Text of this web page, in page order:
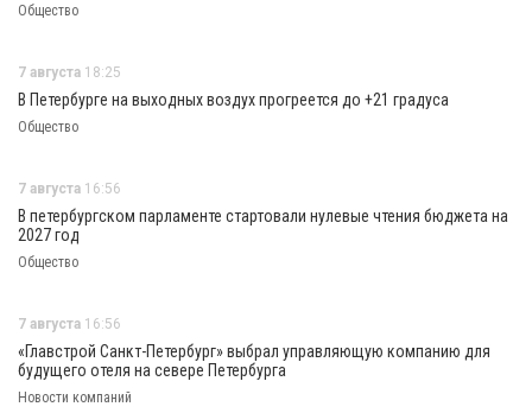
Общество
7 августа 18:25
В Петербурге на выходных воздух прогреется до +21 градуса
Общество
7 августа 16:56
В петербургском парламенте стартовали нулевые чтения бюджета на
2027 год
Общество
7 августа 16:56
«Главстрой Санкт-Петербург» выбрал управляющую компанию для
будущего отеля на севере Петербурга
Новости компаний